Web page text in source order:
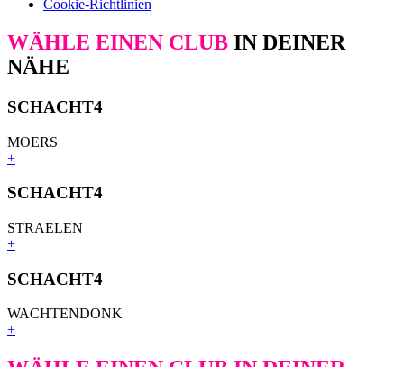
Cookie-Richtlinien
WÄHLE EINEN CLUB IN DEINER
NÄHE
SCHACHT4
MOERS
+
SCHACHT4
STRAELEN
+
SCHACHT4
WACHTENDONK
+